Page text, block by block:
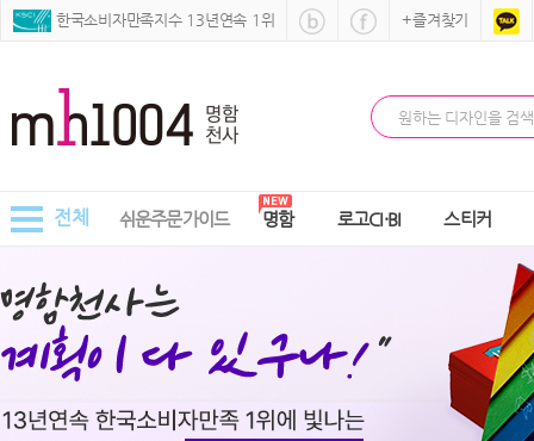
한국소비자만족지수 13년연속 1위 +즐겨찾기
전체 쉬운주문가이드 명함 로고CI·BI 스티커